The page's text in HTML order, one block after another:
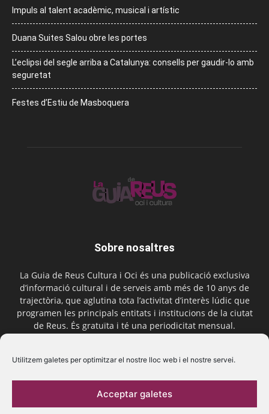
Utilitzem galetes per optimitzar el nostre lloc web i el nostre servei.
Acceptar galetes
Impuls al talent acadèmic, musical i artístic
Duana Suites Salou obre les portes
L’eclipsi del segle arriba a Catalunya: consells per gaudir-lo amb
seguretat
Festes d’Estiu de Masboquera
Sobre nosaltres
La Guia de Reus Cultura i Oci és una publicació exclusiva
d’informació cultural i de serveis amb més de 10 anys de
trajectòria, que aglutina tota l’activitat d’interès lúdic que
programen les principals entitats i institucions de la ciutat
de Reus. És gratuïta i té una periodicitat mensual.
Segueix-nos